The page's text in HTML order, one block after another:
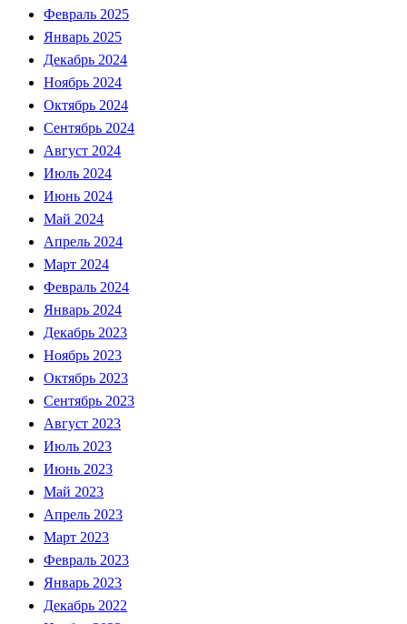
Февраль 2025
Январь 2025
Декабрь 2024
Ноябрь 2024
Октябрь 2024
Сентябрь 2024
Август 2024
Июль 2024
Июнь 2024
Май 2024
Апрель 2024
Март 2024
Февраль 2024
Январь 2024
Декабрь 2023
Ноябрь 2023
Октябрь 2023
Сентябрь 2023
Август 2023
Июль 2023
Июнь 2023
Май 2023
Апрель 2023
Март 2023
Февраль 2023
Январь 2023
Декабрь 2022